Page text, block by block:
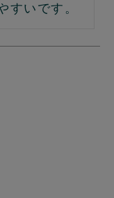
すいです。